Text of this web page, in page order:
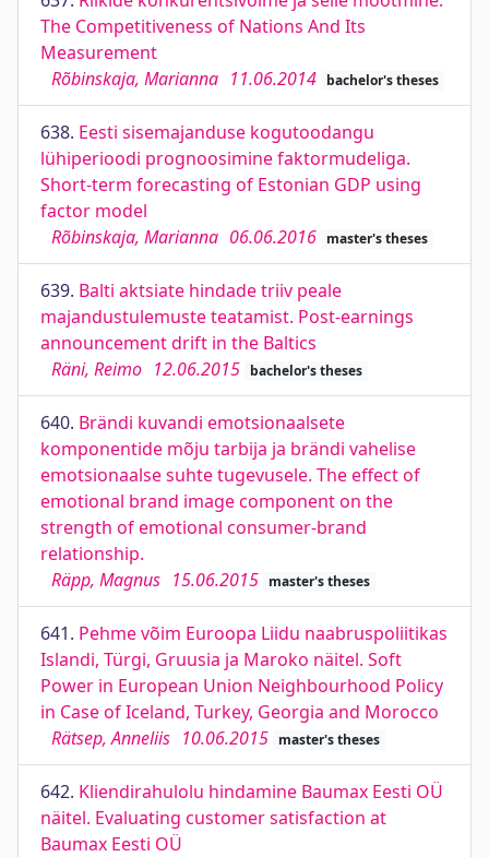
The Competitiveness of Nations And Its
Measurement
Rõbinskaja, Marianna 11.06.2014 bachelor's theses
638. Eesti sisemajanduse kogutoodangu
lühiperioodi prognoosimine faktormudeliga.
Short-term forecasting of Estonian GDP using
factor model
Rõbinskaja, Marianna 06.06.2016 master's theses
639. Balti aktsiate hindade triiv peale
majandustulemuste teatamist. Post-earnings
announcement drift in the Baltics
Räni, Reimo 12.06.2015 bachelor's theses
640. Brändi kuvandi emotsionaalsete
komponentide mõju tarbija ja brändi vahelise
emotsionaalse suhte tugevusele. The effect of
emotional brand image component on the
strength of emotional consumer-brand
relationship.
Räpp, Magnus 15.06.2015 master's theses
641. Pehme võim Euroopa Liidu naabruspoliitikas
Islandi, Türgi, Gruusia ja Maroko näitel. Soft
Power in European Union Neighbourhood Policy
in Case of Iceland, Turkey, Georgia and Morocco
Rätsep, Anneliis 10.06.2015 master's theses
642. Kliendirahulolu hindamine Baumax Eesti OÜ
näitel. Evaluating customer satisfaction at
Baumax Eesti OÜ